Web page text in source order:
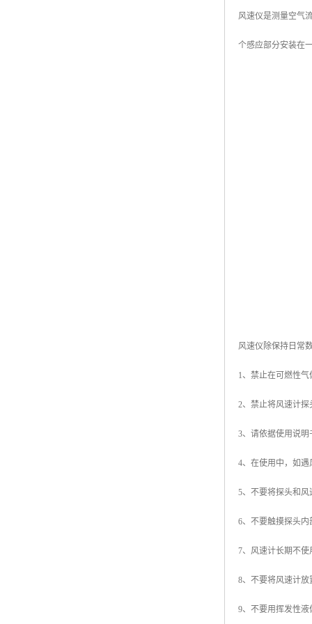
风速仪是测量空气
个感应部分安装在
风速仪除保持日常
1、禁止在可燃性气
2、禁止将风速计探
3、请依据使用说明
4、在使用中，如
5、不要将探头和风
6、不要触摸探头内
7、风速计长期不使
8、不要将风速计放
9、不要用挥发性液